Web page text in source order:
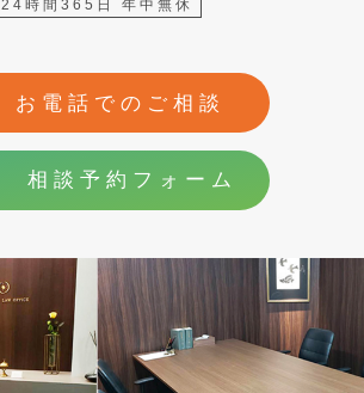
24時間365日 年中無休
お電話でのご相談
相談予約フォーム